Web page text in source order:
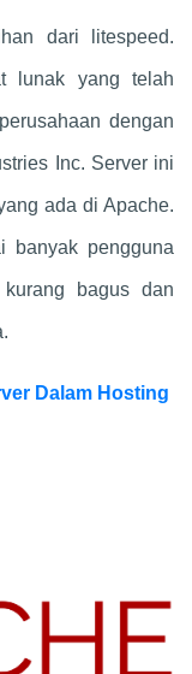
dari litespeed.
lunak yang telah
dengan
Inc. Server ini
ada di Apache.
banyak pengguna
bagus dan
Dalam Hosting